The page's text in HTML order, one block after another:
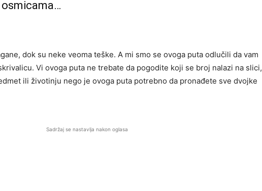
dok su neke veoma teške. A mi smo se ovoga puta odlučili da vam
Vi ovoga puta ne trebate da pogodite koji se broj nalazi na slici,
ili životinju nego je ovoga puta potrebno da pronađete sve dvojke
Sadržaj se nastavlja nakon oglasa